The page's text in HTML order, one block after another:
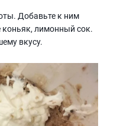
Добавьте к ним
коньяк, лимонный сок.
вкусу.